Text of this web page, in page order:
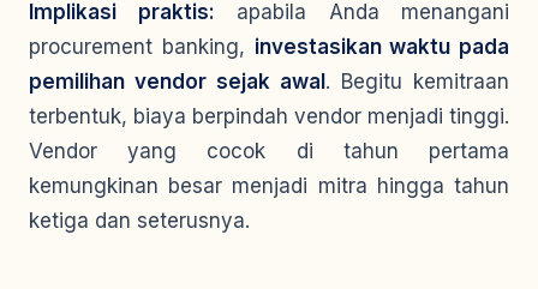
Implikasi praktis: apabila Anda menangani
procurement banking, investasikan waktu pada
pemilihan vendor sejak awal . Begitu kemitraan
terbentuk, biaya berpindah vendor menjadi tinggi.
Vendor yang cocok di tahun pertama
kemungkinan besar menjadi mitra hingga tahun
ketiga dan seterusnya.